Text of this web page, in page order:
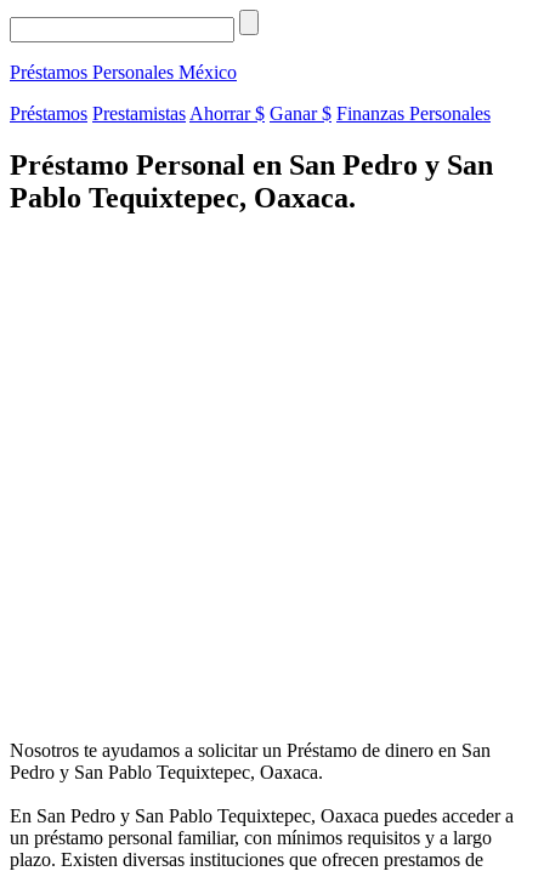
Préstamos Personales México
Préstamos Prestamistas Ahorrar $ Ganar $ Finanzas Personales
Préstamo Personal en San Pedro y San
Pablo Tequixtepec, Oaxaca.
Nosotros te ayudamos a solicitar un Préstamo de dinero en San
Pedro y San Pablo Tequixtepec, Oaxaca.
En San Pedro y San Pablo Tequixtepec, Oaxaca puedes acceder a
un préstamo personal familiar, con mínimos requisitos y a largo
plazo. Existen diversas instituciones que ofrecen prestamos de